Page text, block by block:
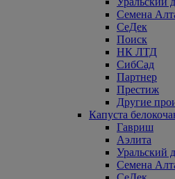
Семена
СеДек
Поиск
НК ЛТД
СибСад
Партнер
Престиж
Другие
Капуста
Гавриш
Аэлита
Уральский
Семена